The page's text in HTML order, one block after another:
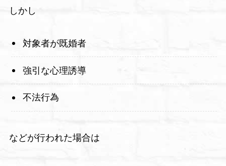
しかし
対象者が既婚者
強引な心理誘導
不法行為
などが行われた場合は